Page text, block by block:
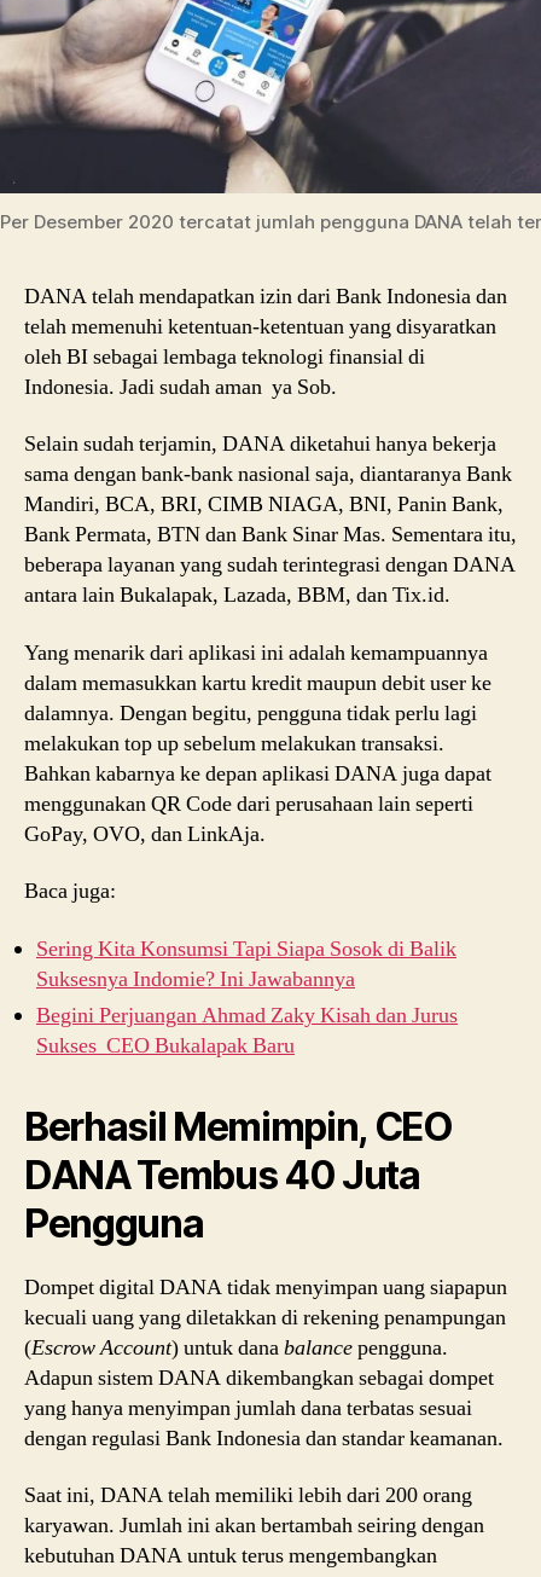
Per Desember 2020 tercatat jumlah pengguna DANA telah
DANA telah mendapatkan izin dari Bank Indonesia dan
telah memenuhi ketentuan-ketentuan yang disyaratkan
oleh BI sebagai lembaga teknologi finansial di
Indonesia. Jadi sudah aman ya Sob.
Selain sudah terjamin, DANA diketahui hanya bekerja
sama dengan bank-bank nasional saja, diantaranya Bank
Mandiri, BCA, BRI, CIMB NIAGA, BNI, Panin Bank,
Bank Permata, BTN dan Bank Sinar Mas. Sementara itu,
beberapa layanan yang sudah terintegrasi dengan DANA
antara lain Bukalapak, Lazada, BBM, dan Tix.id.
Yang menarik dari aplikasi ini adalah kemampuannya
dalam memasukkan kartu kredit maupun debit user ke
dalamnya. Dengan begitu, pengguna tidak perlu lagi
melakukan top up sebelum melakukan transaksi.
Bahkan kabarnya ke depan aplikasi DANA juga dapat
menggunakan QR Code dari perusahaan lain seperti
GoPay, OVO, dan LinkAja.
Baca juga:
Sering Kita Konsumsi Tapi Siapa Sosok di Balik
Suksesnya Indomie? Ini Jawabannya
Begini Perjuangan Ahmad Zaky Kisah dan Jurus
Sukses CEO Bukalapak Baru
Berhasil Memimpin, CEO
DANA Tembus 40 Juta
Pengguna
Dompet digital DANA tidak menyimpan uang siapapun
kecuali uang yang diletakkan di rekening penampungan
(Escrow Account) untuk danabalancepengguna.
Adapun sistem DANA dikembangkan sebagai dompet
yang hanya menyimpan jumlah dana terbatas sesuai
dengan regulasi Bank Indonesia dan standar keamanan.
Saat ini, DANA telah memiliki lebih dari 200 orang
karyawan. Jumlah ini akan bertambah seiring dengan
kebutuhan DANA untuk terus mengembangkan